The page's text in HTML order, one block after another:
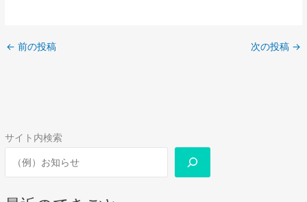
サイト内検索
← 前の投稿 次の投稿 →